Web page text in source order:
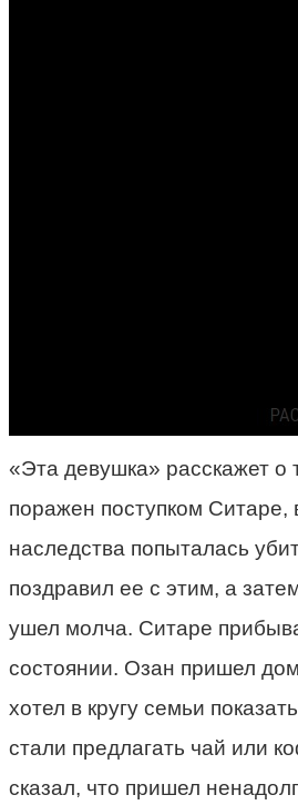
«Эта девушка» расскажет о
поражен поступком Ситаре,
наследства попыталась
поздравил ее с этим, а
ушел молча. Ситаре
состоянии. Озан пришел
хотел в кругу семьи
стали предлагать чай или
сказал, что пришел